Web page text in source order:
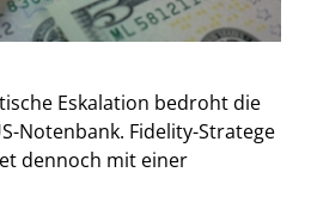
Eskalation bedroht die
Notenbank. Fidelity-Stratege
dennoch mit einer